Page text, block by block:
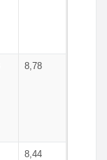
8,78
8,44